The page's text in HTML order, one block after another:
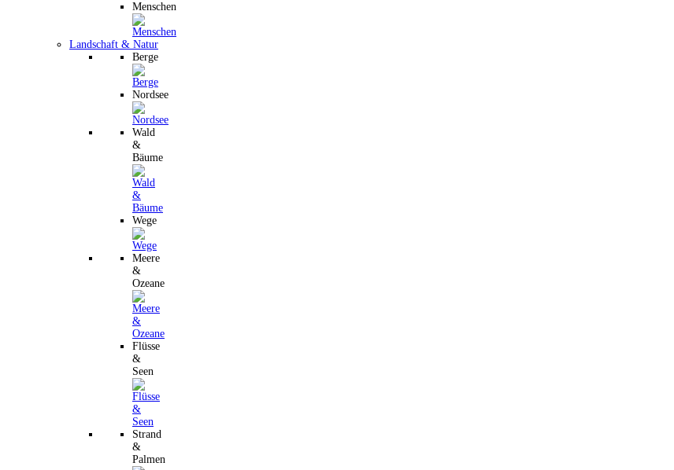
Menschen
Landschaft & Natur
Berge
Nordsee
Wald
&
Bäume
Wege
Meere
&
Ozeane
Flüsse
&
Seen
Strand
&
Palmen